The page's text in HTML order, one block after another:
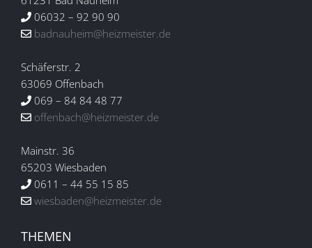
06032 – 92 90 90
badnauheim@heizmeister.de
Schäferstr. 2
63069 Offenbach
069 – 84 84 48 77
offenbach@heizmeister.de
Mainstr. 36
65203 Wiesbaden
0611 – 44 55 15 85
wiesbaden@heizmeister.de
THEMEN